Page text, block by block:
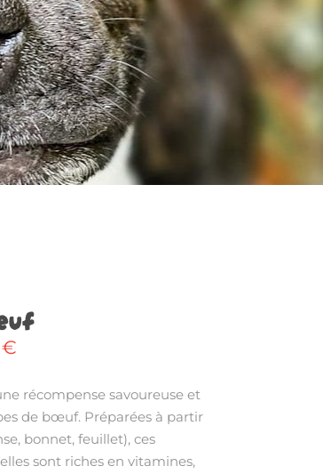
€Plage
prix :
6,80 €
à
16,99 €
récompense savoureuse et
de bœuf. Préparées à partir
bonnet, feuillet), ces
sont riches en vitamines,